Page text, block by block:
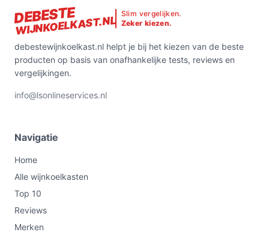
temperatuuraanduiding en een opgegeven
geluidsniveau van 43 dB. Niet ideaal als je veel flessen
wilt opslaan of een inbouwoplossing zoekt.
Belangrijkste check vóór aankoop: controleer of
deurenichting, maximum omgevingstemperatuur en het
temperatuurbereik passen bij jouw situatie.
DEBESTE
WIJNKOELKAST.NL
Slim vergelijken.
Zeker kiezen.
debestewijnkoelkast.nl helpt je bij het kiezen van de beste
producten op basis van onafhankelijke tests, reviews en
vergelijkingen.
info@lsonlineservices.nl
Navigatie
Home
Alle wijnkoelkasten
Top 10
Reviews
Merken